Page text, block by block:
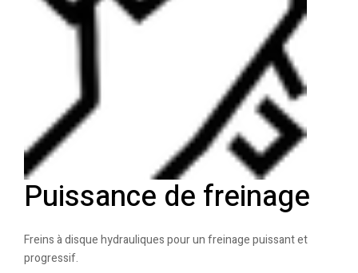
Puissance de freinage
Freins à disque hydrauliques pour un freinage puissant et
progressif.